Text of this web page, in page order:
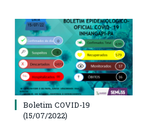
Boletim COVID-19
(15/07/2022)